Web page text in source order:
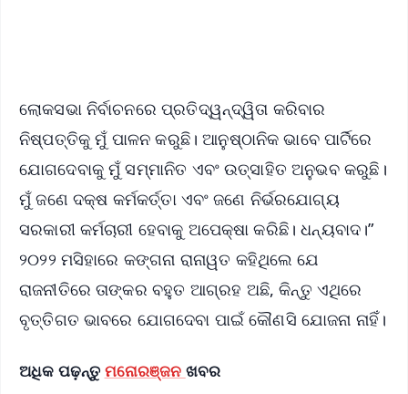
ଲୋକସଭା ନିର୍ବାଚନରେ ​​ପ୍ରତିଦ୍ୱନ୍ଦ୍ୱିତା କରିବାର
ନିଷ୍ପତ୍ତିକୁ ମୁଁ ପାଳନ କରୁଛି। ଆନୁଷ୍ଠାନିକ ଭାବେ ପାର୍ଟିରେ
ଯୋଗଦେବାକୁ ମୁଁ ସମ୍ମାନିତ ଏବଂ ଉତ୍ସାହିତ ଅନୁଭବ କରୁଛି।
ମୁଁ ଜଣେ ଦକ୍ଷ କର୍ମକର୍ତ୍ତ‌ା ଏବଂ ଜଣେ ନିର୍ଭରଯୋଗ୍ୟ
ସରକାରୀ କର୍ମଚାରୀ ହେବାକୁ ଅପେକ୍ଷା କରିଛି। ଧନ୍ୟବାଦ।”
୨୦୨୨ ମସିହାରେ କଙ୍ଗନା ରାନାୱତ କହିଥିଲେ ଯେ
ରାଜନୀତିରେ ତାଙ୍କର ବହୁତ ଆଗ୍ରହ ଅଛି, କିନ୍ତୁ ଏଥିରେ
ବୃତ୍ତିଗତ ଭାବରେ ଯୋଗଦେବା ପାଇଁ କୌଣସି ଯୋଜନା ନାହିଁ।
ଅଧିକ ପଢ଼ନ୍ତୁ ମନୋରଞ୍ଜନ ଖବର